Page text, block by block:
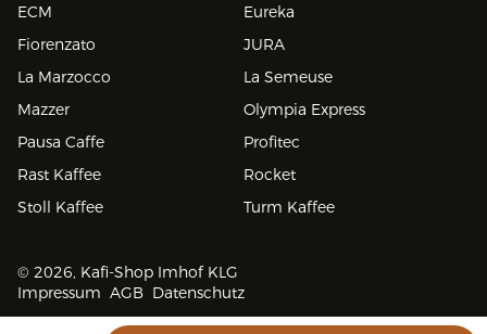
ECM
Eureka
Fiorenzato
JURA
La Marzocco
La Semeuse
Mazzer
Olympia Express
Pausa Caffe
Profitec
Rast Kaffee
Rocket
Stoll Kaffee
Turm Kaffee
© 2026, Kafi-Shop Imhof KLG
Impressum AGB Datenschutz